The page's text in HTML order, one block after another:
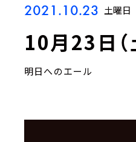
2021.10.23 土曜日
10月23日（
明日へのエール